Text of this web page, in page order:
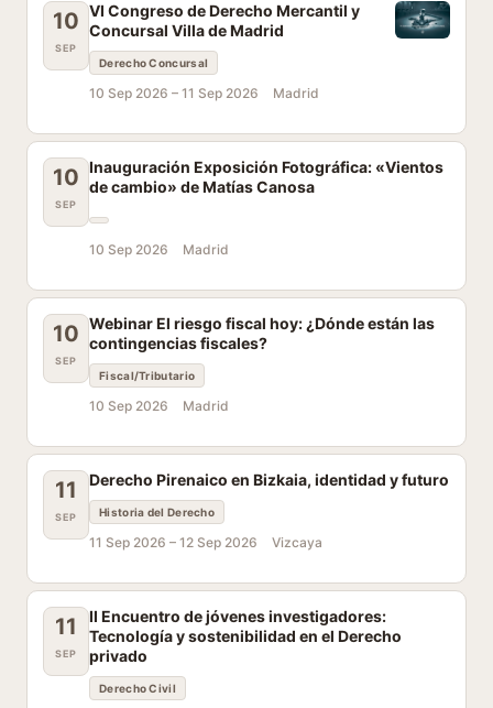
10
SEP
VI Congreso de Derecho Mercantil y
Concursal Villa de Madrid
Derecho Concursal
10 Sep 2026 – 11 Sep 2026 Madrid
10
SEP
Inauguración Exposición Fotográfica: «Vientos
de cambio» de Matías Canosa
10 Sep 2026 Madrid
10
SEP
Webinar El riesgo fiscal hoy: ¿Dónde están las
contingencias fiscales?
Fiscal/Tributario
10 Sep 2026 Madrid
11
SEP
Derecho Pirenaico en Bizkaia, identidad y futuro
Historia del Derecho
11 Sep 2026 – 12 Sep 2026 Vizcaya
11
SEP
II Encuentro de jóvenes investigadores:
Tecnología y sostenibilidad en el Derecho
privado
Derecho Civil